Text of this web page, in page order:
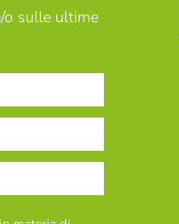
o sulle ultime